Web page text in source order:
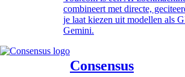
combineert met directe,
je laat kiezen uit modellen als
Gemini.
Consensus